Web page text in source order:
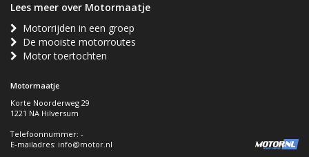
Lees meer over Motormaatje
Motorrijden in een groep
De mooiste motorroutes
Motor toertochten
Motormaatje
Korte Noorderweg 29
1221 NA Hilversum
Telefoonnummer: -
E-mailadres: info@motor.nl